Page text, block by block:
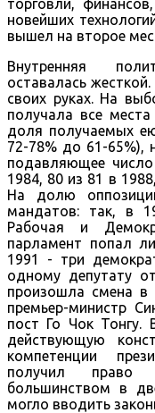
торговли,
новейших
вышел на второе
Внутренняя
оставалась
своих руках. На
получала все
доля получаемых
72-78% до 61-65%),
подавляющее
1984, 80 из 81 в
На долю
мандатов: так, в
Рабочая и
парламент попал
1991 - три
одному депутату
произошла смена в
премьер-министр
пост Го Чок Тонгу.
действующую
компетенции
получил право
большинством в
могло вводить